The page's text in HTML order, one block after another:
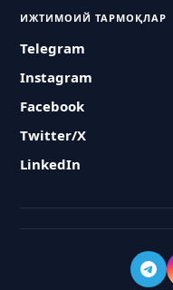
ИЖТИМОИЙ ТАРМОҚЛАР
Telegram
Instagram
Facebook
Twitter/X
LinkedIn